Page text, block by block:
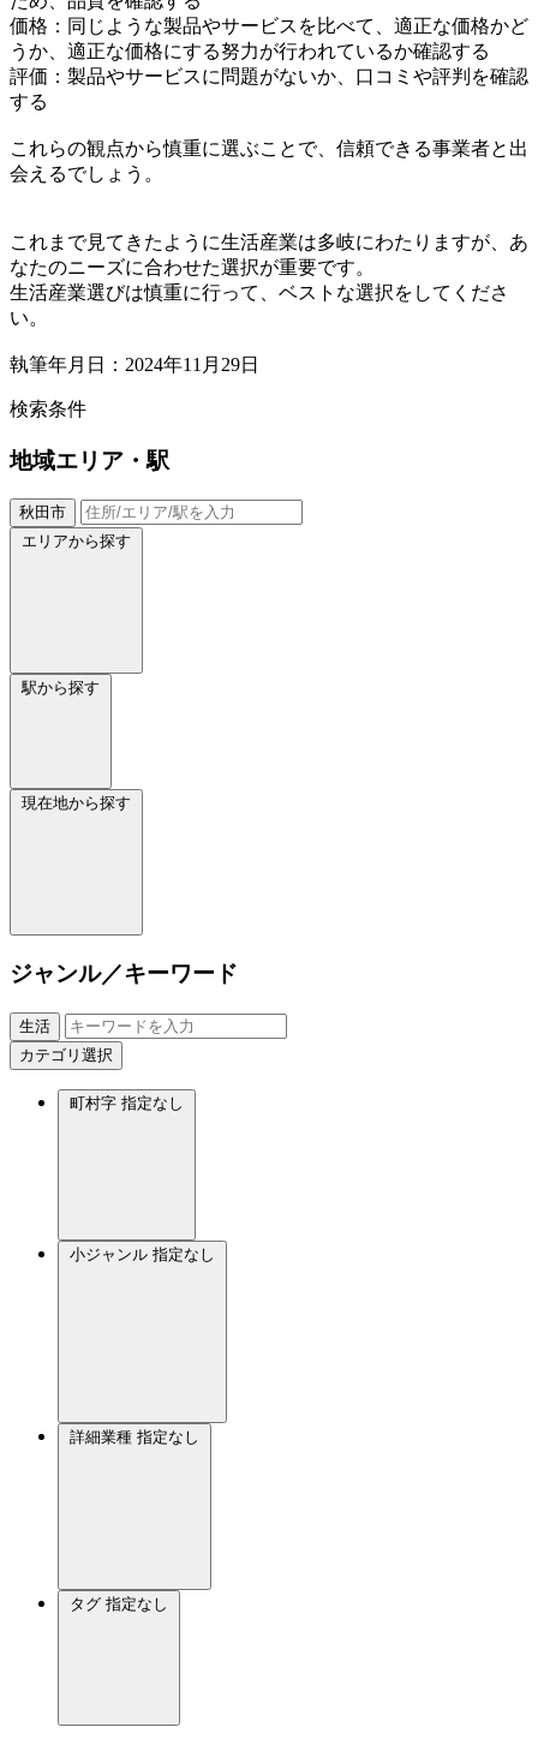
価格：同じような製品やサービスを比べて、適正な価格かど
うか、適正な価格にする努力が行われているか確認する
評価：製品やサービスに問題がないか、口コミや評判を確認
する
これらの観点から慎重に選ぶことで、信頼できる事業者と出
会えるでしょう。
これまで見てきたように生活産業は多岐にわたりますが、あ
なたのニーズに合わせた選択が重要です。
生活産業選びは慎重に行って、ベストな選択をしてくださ
い。
執筆年月日：2024年11月29日
検索条件
地域エリア・駅
秋田市
エリアから探す
駅から探す
現在地から探す
ジャンル／キーワード
生活
カテゴリ選択
町村字 指定なし
小ジャンル 指定なし
詳細業種 指定なし
タグ 指定なし